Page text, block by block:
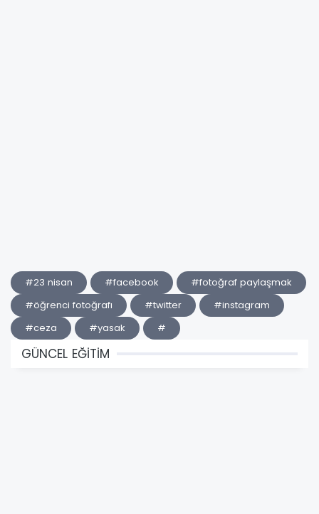
#23 nisan #facebook
#fotoğraf paylaşmak
#öğrenci fotoğrafı
#twitter
#instagram
#ceza
#yasak #
GÜNCEL EĞİTİM